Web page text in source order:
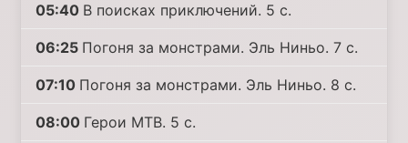
05:40 В поисках приключений. 5 с.
06:25 Погоня за монстрами. Эль Ниньо. 7 с.
07:10 Погоня за монстрами. Эль Ниньо. 8 с.
08:00 Герои MTB. 5 с.